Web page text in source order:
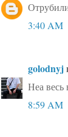
3:40 AM
golodnyj
Неа весь
8:59 AM